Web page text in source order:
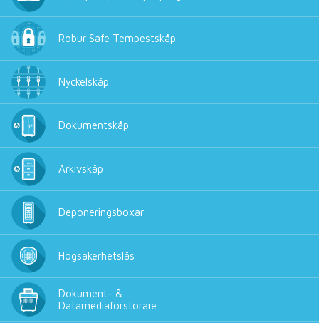
Robur Safe Tempestskåp
Nyckelskåp
Dokumentskåp
Arkivskåp
Deponeringsboxar
Högsäkerhetslås
Dokument- &
Datamediaförstörare